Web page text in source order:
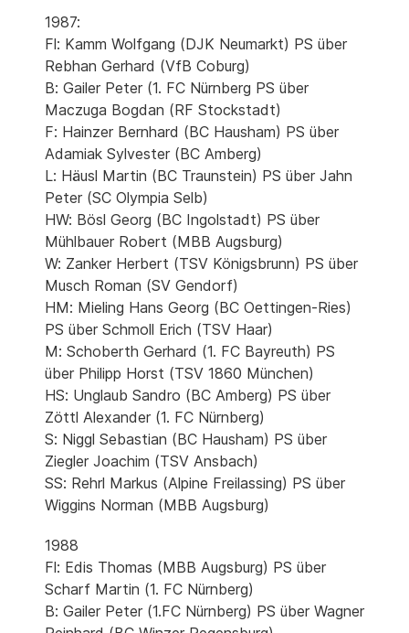
1987:
Fl: Kamm Wolfgang (DJK Neumarkt) PS über
Rebhan Gerhard (VfB Coburg)
B: Gailer Peter (1. FC Nürnberg PS über
Maczuga Bogdan (RF Stockstadt)
F: Hainzer Bernhard (BC Hausham) PS über
Adamiak Sylvester (BC Amberg)
L: Häusl Martin (BC Traunstein) PS über Jahn
Peter (SC Olympia Selb)
HW: Bösl Georg (BC Ingolstadt) PS über
Mühlbauer Robert (MBB Augsburg)
W: Zanker Herbert (TSV Königsbrunn) PS über
Musch Roman (SV Gendorf)
HM: Mieling Hans Georg (BC Oettingen-Ries)
PS über Schmoll Erich (TSV Haar)
M: Schoberth Gerhard (1. FC Bayreuth) PS
über Philipp Horst (TSV 1860 München)
HS: Unglaub Sandro (BC Amberg) PS über
Zöttl Alexander (1. FC Nürnberg)
S: Niggl Sebastian (BC Hausham) PS über
Ziegler Joachim (TSV Ansbach)
SS: Rehrl Markus (Alpine Freilassing) PS über
Wiggins Norman (MBB Augsburg)
1988
Fl: Edis Thomas (MBB Augsburg) PS über
Scharf Martin (1. FC Nürnberg)
B: Gailer Peter (1.FC Nürnberg) PS über Wagner